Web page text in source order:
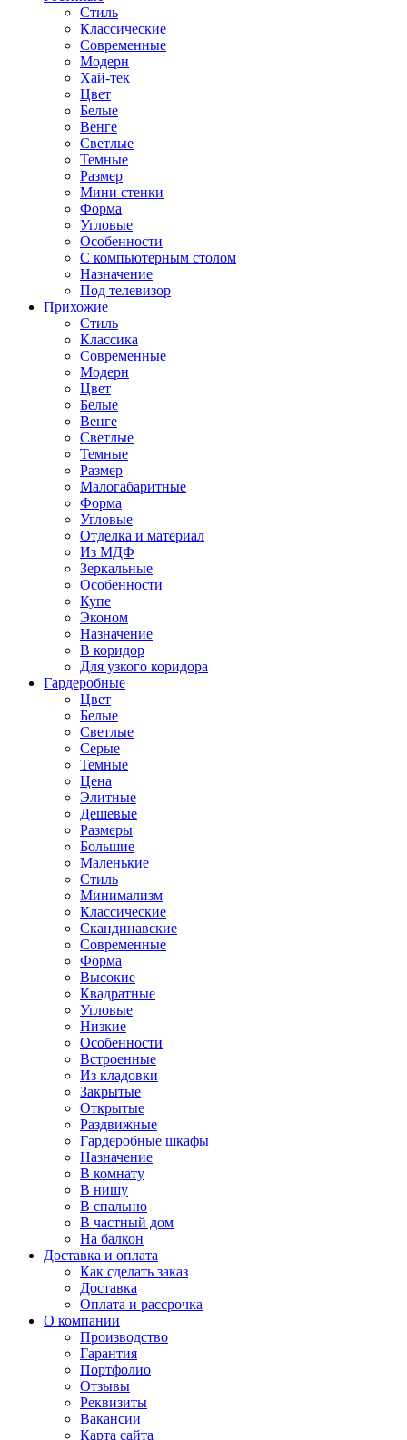
Стиль
Классические
Современные
Модерн
Хай-тек
Цвет
Белые
Венге
Светлые
Темные
Размер
Мини стенки
Форма
Угловые
Особенности
С компьютерным столом
Назначение
Под телевизор
Прихожие
Стиль
Классика
Современные
Модерн
Цвет
Белые
Венге
Светлые
Темные
Размер
Малогабаритные
Форма
Угловые
Отделка и материал
Из МДФ
Зеркальные
Особенности
Купе
Эконом
Назначение
В коридор
Для узкого коридора
Гардеробные
Цвет
Белые
Светлые
Серые
Темные
Цена
Элитные
Дешевые
Размеры
Большие
Маленькие
Стиль
Минимализм
Классические
Скандинавские
Современные
Форма
Высокие
Квадратные
Угловые
Низкие
Особенности
Встроенные
Из кладовки
Закрытые
Открытые
Раздвижные
Гардеробные шкафы
Назначение
В комнату
В нишу
В спальню
В частный дом
На балкон
Доставка и оплата
Как сделать заказ
Доставка
Оплата и рассрочка
О компании
Производство
Гарантия
Портфолио
Отзывы
Реквизиты
Вакансии
Карта сайта